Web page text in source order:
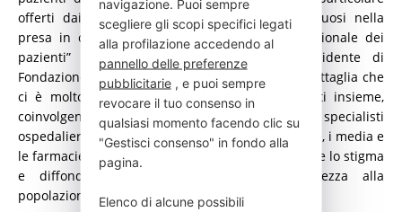
offerti dai Centri cefalee riconosciuti come virtuosi nella
presa in carico multidisciplinare e multiprofessionale dei
pazienti” dichiara Francesca Merzagora, Presidente di
Fondazione Onda. “La lotta all’emicrania è una battaglia che
ci è molto cara e che dobbiamo portare avanti insieme,
coinvolgendo le società scientifiche, i medici specialisti
ospedalieri e territoriali, le associazioni di pazienti, i media e
le farmacie in iniziative come questa, per superare lo stigma
e diffondere un messaggio di consapevolezza alla
popolazione”.
navigazione. Puoi sempre
scegliere gli scopi specifici legati
alla profilazione accedendo al
pannello delle preferenze
pubblicitarie, e puoi sempre
revocare il tuo consenso in
qualsiasi momento facendo clic su
"Gestisci consenso" in fondo alla
pagina.
Elenco di alcune possibili